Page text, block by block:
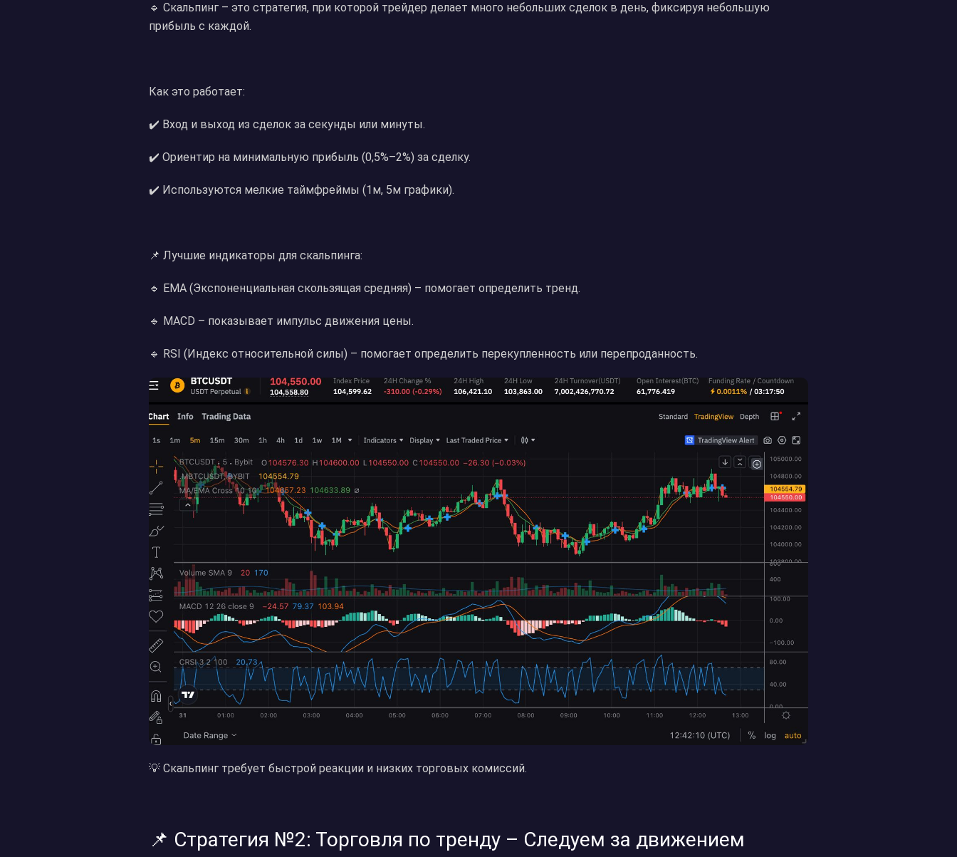
🔹 Скальпинг – это стратегия, при которой трейдер делает много небольших сделок в день, фиксируя небольшую
прибыль с каждой.
Как это работает:
✔️ Вход и выход из сделок за секунды или минуты.
✔️ Ориентир на минимальную прибыль (0,5%–2%) за сделку.
✔️ Используются мелкие таймфреймы (1м, 5м графики).
📌 Лучшие индикаторы для скальпинга:
🔹 EMA (Экспоненциальная скользящая средняя) – помогает определить тренд.
🔹 MACD – показывает импульс движения цены.
🔹 RSI (Индекс относительной силы) – помогает определить перекупленность или перепроданность.
💡 Скальпинг требует быстрой реакции и низких торговых комиссий.
📌 Стратегия №2: Торговля по тренду – Следуем за движением